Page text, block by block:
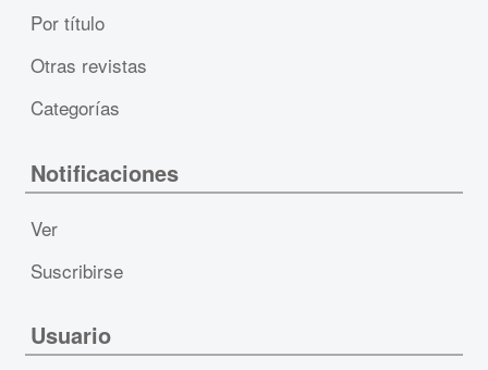
Por título
Otras revistas
Categorías
Notificaciones
Ver
Suscribirse
Usuario